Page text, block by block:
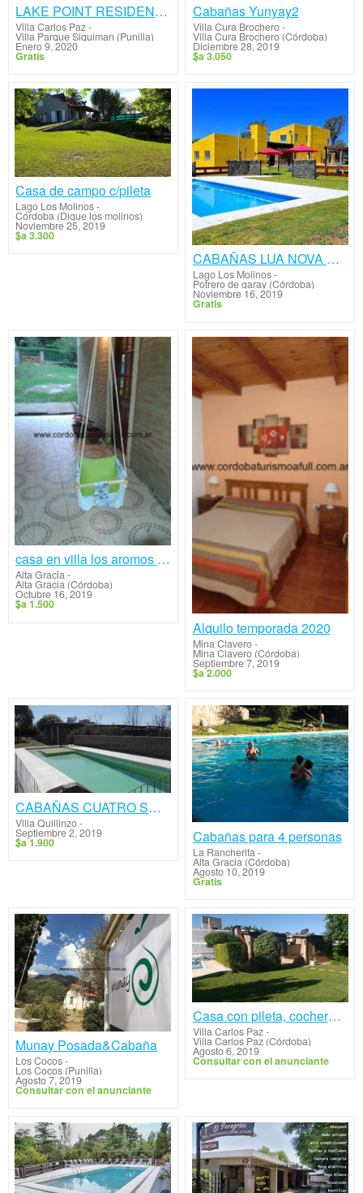
LAKE POINT RESIDENCIAS
Villa Carlos Paz-
Villa Parque Siquiman (Punilla)
Enero 9, 2020
Gratis
Cabañas Yunyay2
Villa Cura Brochero-
Villa Cura Brochero (Córdoba)
Diciembre 28, 2019
$a 3.050
Casa de campo c/pileta
Lago Los Molinos-
Córdoba (Dique los molinos)
Noviembre 25, 2019
$a 3.300
CABAÑAS LUA NOVA POTRERO DE GARAY CÓRDOBA
Lago Los Molinos-
Potrero de garay (Córdoba)
Noviembre 16, 2019
Gratis
casa en villa los aromos sierras de cordoba
Alta Gracia-
Alta Gracia (Córdoba)
Octubre 16, 2019
$a 1.500
Alquilo temporada 2020
Mina Clavero-
Mina Clavero (Córdoba)
Septiembre 7, 2019
$a 2.000
CABAÑAS CUATRO SOLES
Villa Quillinzo-
Septiembre 2, 2019
$a 1.900 Cabañas para 4 personas
La Rancherita-
Alta Gracia (Córdoba)
Agosto 10, 2019
Gratis
Munay Posada&Cabaña
Los Cocos-
Los Cocos (Punilla)
Agosto 7, 2019
Consultar con el anunciante
Casa con pileta, cochera y aire ac.
Villa Carlos Paz-
Villa Carlos Paz (Córdoba)
Agosto 6, 2019
Consultar con el anunciante